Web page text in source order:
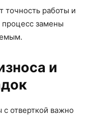
точность работы и
процесс замены
и
отверткой важно